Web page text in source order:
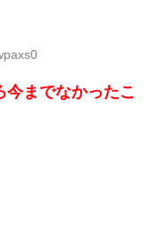
までなかったこ